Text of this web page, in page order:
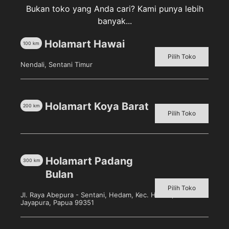
Deskripsi
serat pakaian. Membuat noda membandel di baju
Anda menghilang serta lembut pada pakaian
berwarna putih.
Produk Terkait
Bukan toko yang Anda cari? Kami punya lebih
banyak...
Holamart Hawai
100 km
Nendali, Sentani Timur
Pilih Toko
Holamart Koya Barat
200 km
Pilih Toko
Holamart Padang
Bulan
300 km
Jl. Raya Abepura - Sentani, Hedam, Kec. Heram, Kota
Jayapura, Papua 99351
Pilih Toko